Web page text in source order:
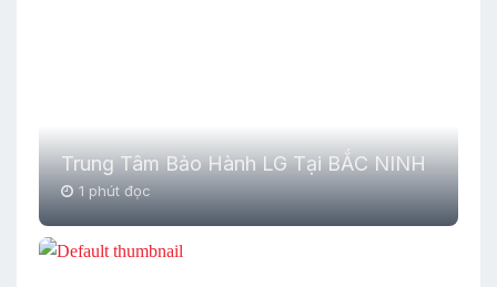
Trung Tâm Bảo Hành LG Tại BẮC NINH
1 phút đọc